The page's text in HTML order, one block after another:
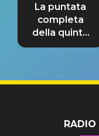
La puntata
completa
della quinta
tappa
RADIO